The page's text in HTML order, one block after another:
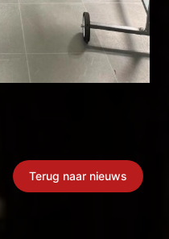
Terug naar nieuws